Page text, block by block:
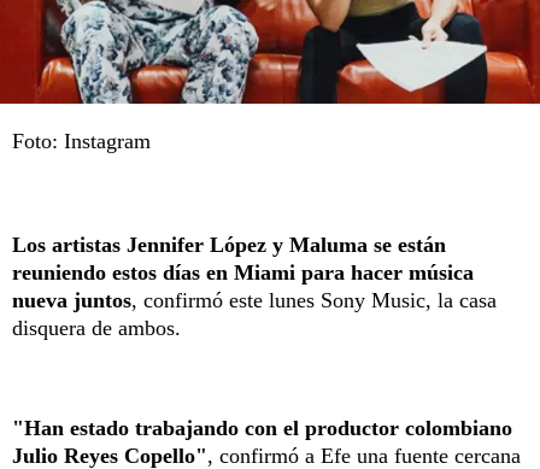
Foto: Instagram
Los artistas Jennifer López y Maluma se están
reuniendo estos días en Miami para hacer música
nueva juntos, confirmó este lunes Sony Music, la casa
disquera de ambos.
"Han estado trabajando con el productor colombiano
Julio Reyes Copello", confirmó a Efe una fuente cercana